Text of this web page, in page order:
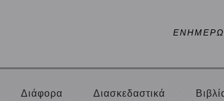
Διάφορα Διασκεδαστικά